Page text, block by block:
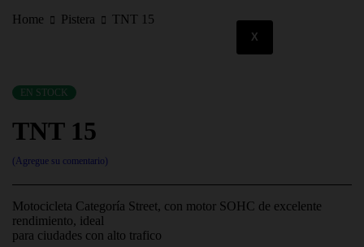
X
Home Pistera TNT 15
EN STOCK
TNT 15
Agregue su comentario
Motocicleta Categoría Street, con motor SOHC de excelente
rendimiento, ideal
para ciudades con alto trafico